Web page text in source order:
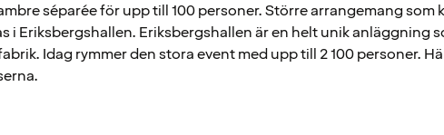
séparée för upp till 100 personer. Större arrangemang som
i Eriksbergshallen. Eriksbergshallen är en helt unik anläggning
Idag rymmer den stora event med upp till 2 100 personer.